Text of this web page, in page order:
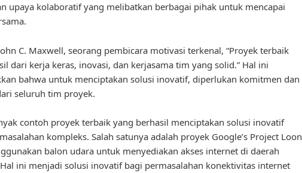
upaya kolaboratif yang melibatkan berbagai pihak untuk mencapai
C. Maxwell, seorang pembicara motivasi terkenal, “Proyek terbaik
dari kerja keras, inovasi, dan kerjasama tim yang solid.” Hal ini
bahwa untuk menciptakan solusi inovatif, diperlukan komitmen dan
seluruh tim proyek.
contoh proyek terbaik yang berhasil menciptakan solusi inovatif
kompleks. Salah satunya adalah proyek Google’s Project Loon
balon udara untuk menyediakan akses internet di daerah
ini menjadi solusi inovatif bagi permasalahan konektivitas internet